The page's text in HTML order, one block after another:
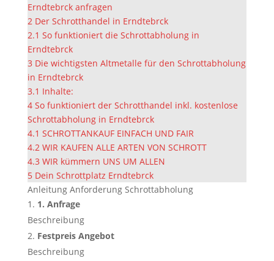
Erndtebrck anfragen
2 Der Schrotthandel in Erndtebrck
2.1 So funktioniert die Schrottabholung in
Erndtebrck
3 Die wichtigsten Altmetalle für den Schrottabholung
in Erndtebrck
3.1 Inhalte:
4 So funktioniert der Schrotthandel inkl. kostenlose
Schrottabholung in Erndtebrck
4.1 SCHROTTANKAUF EINFACH UND FAIR
4.2 WIR KAUFEN ALLE ARTEN VON SCHROTT
4.3 WIR kümmern UNS UM ALLEN
5 Dein Schrottplatz Erndtebrck
Anleitung Anforderung Schrottabholung
1. Anfrage
Beschreibung
Festpreis Angebot
Beschreibung